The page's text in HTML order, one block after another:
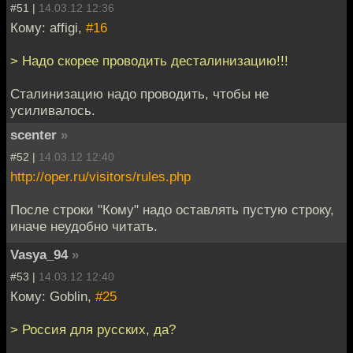
#51 | 14.03.12 12:36
Кому: affigi, #16
> Надо скорее проводить десталинизацию!!!
Сталинизацию надо проводить, чтобы не
усиливалось.
scenter »
#52 | 14.03.12 12:40
http://oper.ru/visitors/rules.php
После строки "Кому" надо оставлять пустую строку,
иначе неудобно читать.
Vasya_94 »
#53 | 14.03.12 12:40
Кому: Goblin, #25
> Россия для русских, да?